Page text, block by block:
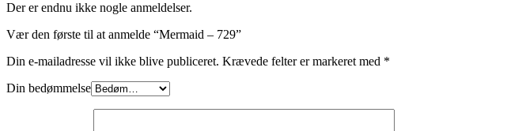
Der er endnu ikke nogle anmeldelser.
Vær den første til at anmelde “Mermaid – 729”
Din e-mailadresse vil ikke blive publiceret. Krævede felter er markeret med *
Din bedømmelse